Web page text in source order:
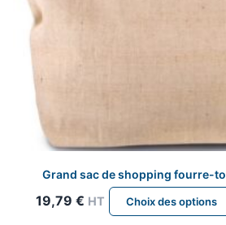
Grand sac de shopping fourre-
19,79 € HT Choix des options